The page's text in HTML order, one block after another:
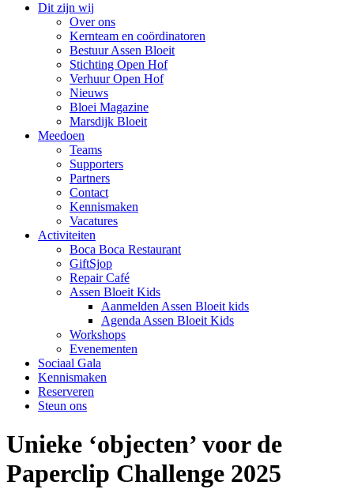
Dit zijn wij
Over ons
Kernteam en coördinatoren
Bestuur Assen Bloeit
Stichting Open Hof
Verhuur Open Hof
Nieuws
Bloei Magazine
Marsdijk Bloeit
Meedoen
Teams
Supporters
Partners
Contact
Kennismaken
Vacatures
Activiteiten
Boca Boca Restaurant
GiftSjop
Repair Café
Assen Bloeit Kids
Aanmelden Assen Bloeit kids
Agenda Assen Bloeit Kids
Workshops
Evenementen
Sociaal Gala
Kennismaken
Reserveren
Steun ons
Unieke ‘objecten’ voor de
Paperclip Challenge 2025